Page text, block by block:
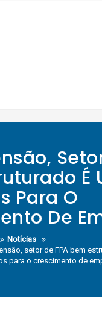
É
Para O
De
Notícias
setor de FPA bem
para o crescimento de